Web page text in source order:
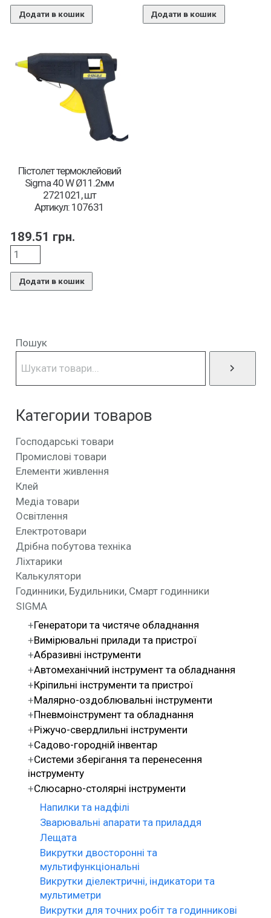
Додати в кошик Додати в кошик
Пістолет термоклейовий
Sigma 40 W Ø11.2мм
2721021, шт
Артикул: 107631
189.51 грн.
Додати в кошик
Пошук
Категории товаров
Господарські товари
Промислові товари
Елементи живлення
Клей
Медіа товари
Освітлення
Електротовари
Дрібна побутова техніка
Ліхтарики
Калькулятори
Годинники, Будильники, Смарт годинники
SIGMA
Генератори та чистяче обладнання
Вимірювальні прилади та пристрої
Абразивні інструменти
Автомеханічний інструмент та обладнання
Кріпильні інструменти та пристрої
Малярно-оздоблювальні інструменти
Пневмоінструмент та обладнання
Ріжучо-свердлильні інструменти
Садово-городній інвентар
Системи зберігання та перенесення
інструменту
Слюсарно-столярні інструменти
Напилки та надфілі
Зварювальні апарати та приладдя
Лещата
Викрутки двосторонні та
мультифункціональні
Викрутки діелектричні, індикатори та
мультиметри
Викрутки для точних робіт та годинникові